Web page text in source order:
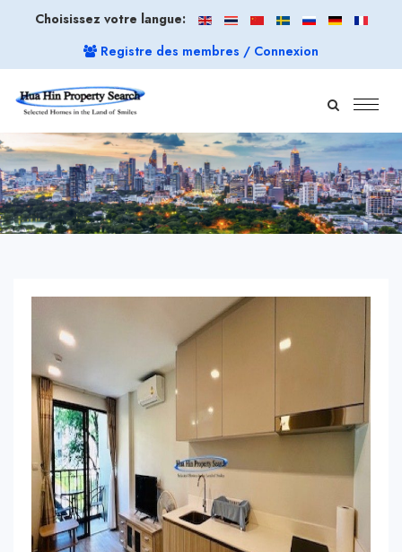
Choisissez votre langue:
Registre des membres / Connexion